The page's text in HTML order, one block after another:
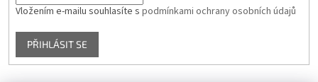
Vložením e-mailu souhlasíte s podmínkami ochrany osobních údajů
PŘIHLÁSIT SE